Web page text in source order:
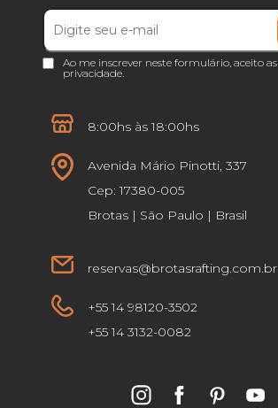
8:00hs às 18:00hs
Avenida Mário Pinotti, 337
Cep: 17380-005
Brotas | São Paulo | Brasil
reservas@brotasrafting.com.br
+55 14 98120-3502
+55 14 3132-0082
Ao me inscrever neste formulário, aceito as
privacidade